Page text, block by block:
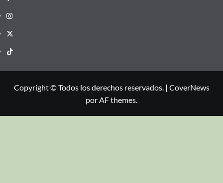
Copyright © Todos los derechos reservados. | CoverNews
por AF themes.